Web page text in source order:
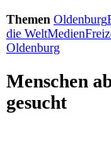
Themen Oldenburg
die WeltMedien
Oldenburg
Menschen
gesucht